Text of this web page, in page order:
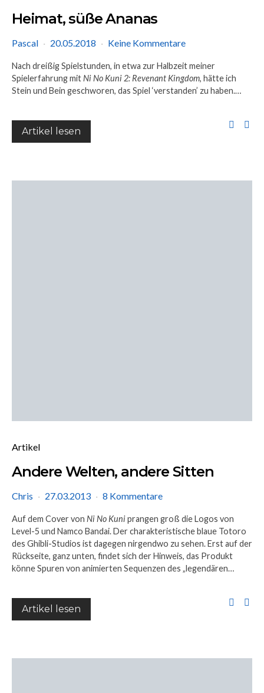
Heimat, süße Ananas
Pascal 20.05.2018 Keine Kommentare
Nach dreißig Spielstunden, in etwa zur Halbzeit meiner
Spielerfahrung mitNi No Kuni 2: Revenant Kingdom, hätte ich
Stein und Bein geschworen, das Spiel ‘verstanden’ zu haben.…
Artikel lesen
Artikel
Andere Welten, andere Sitten
Chris 27.03.2013 8 Kommentare
Auf dem Cover von Ni No Kuniprangen groß die Logos von
Level-5 und Namco Bandai. Der charakteristische blaue Totoro
des Ghibli-Studios ist dagegen nirgendwo zu sehen. Erst auf der
Rückseite, ganz unten, findet sich der Hinweis, das Produkt
könne Spuren von animierten Sequenzen des „legendären…
Artikel lesen